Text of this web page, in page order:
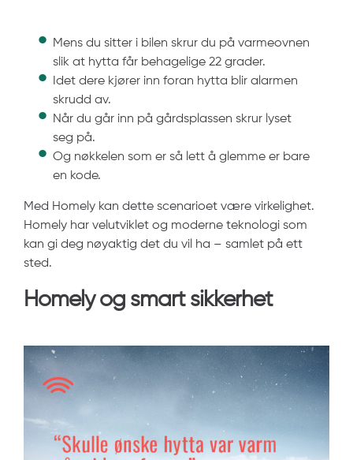
Mens du sitter i bilen skrur du på varmeovnen
slik at hytta får behagelige 22 grader.
Idet dere kjører inn foran hytta blir alarmen
skrudd av.
Når du går inn på gårdsplassen skrur lyset
seg på.
Og nøkkelen som er så lett å glemme er bare
en kode.
Med Homely kan dette scenarioet være virkelighet.
Homely har velutviklet og moderne teknologi som
kan gi deg nøyaktig det du vil ha – samlet på ett
sted.
Homely og smart sikkerhet